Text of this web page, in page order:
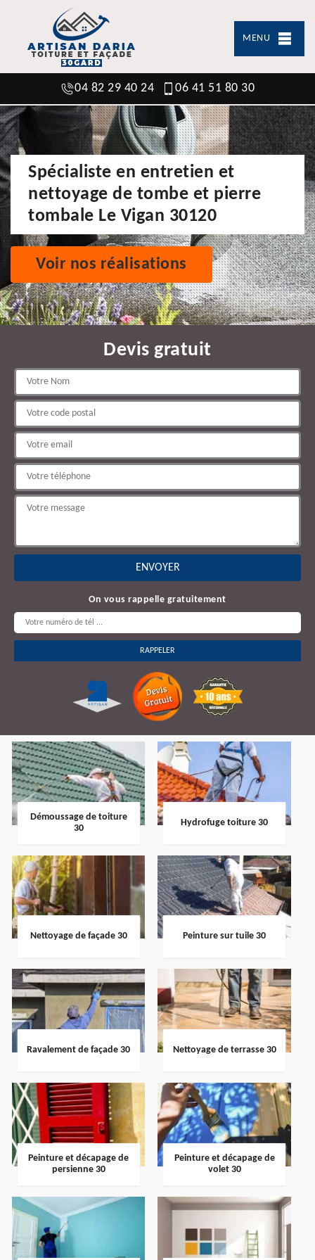
MENU
04 82 29 40 24 06 41 51 80 30
Spécialiste en entretien et
nettoyage de tombe et pierre
tombale Le Vigan 30120
Voir nos réalisations
Devis gratuit
On vous rappelle gratuitement
Démoussage de toiture
30
Hydrofuge toiture 30
Nettoyage de façade 30 Peinture sur tuile 30
Ravalement de façade 30 Nettoyage de terrasse 30
Peinture et décapage de
persienne 30
Peinture et décapage de
volet 30